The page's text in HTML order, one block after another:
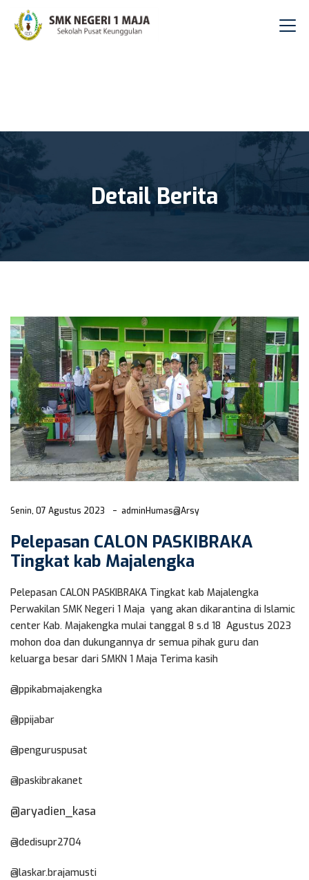
Detail Berita
Senin, 07 Agustus 2023 adminHumas@Arsy
Pelepasan CALON PASKIBRAKA
Tingkat kab Majalengka
Pelepasan CALON PASKIBRAKA Tingkat kab Majalengka
Perwakilan SMK Negeri 1 Maja yang akan dikarantina di Islamic
center Kab. Majakengka mulai tanggal 8 s.d 18 Agustus 2023
mohon doa dan dukungannya dr semua pihak guru dan
keluarga besar dari SMKN 1 Maja Terima kasih
@ppikabmajakengka
@ppijabar
@penguruspusat
@paskibrakanet
@aryadien_kasa
@dedisupr2704
@laskar.brajamusti